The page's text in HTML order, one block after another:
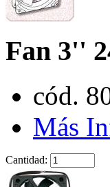
Fan 3''
cód.
Más
Cantidad: